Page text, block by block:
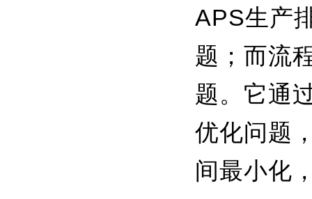
APS生产
题；而流
题。它通
优化问题
间最小化